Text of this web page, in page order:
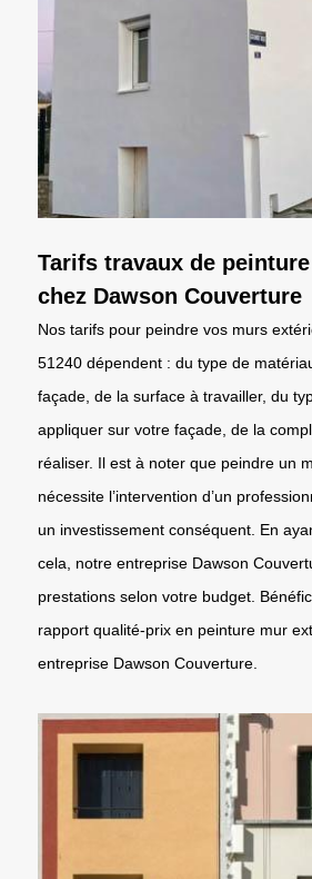
Tarifs travaux de
chez Dawson Couverture
Nos tarifs pour peindre vos murs
51240 dépendent : du type de
façade, de la surface à travailler, du
appliquer sur votre façade, de la
réaliser. Il est à noter que peindre un
nécessite l’intervention d’un
un investissement conséquent. En
cela, notre entreprise Dawson
prestations selon votre budget.
rapport qualité-prix en peinture mur
entreprise Dawson Couverture.